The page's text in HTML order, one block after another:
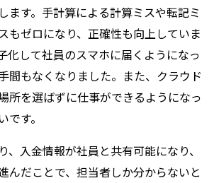
ます。手計算による計算ミスや転記ミ
もゼロになり、正確性も向上していま
化して社員のスマホに届くようになっ
間もなくなりました。また、クラウド
所を選ばずに仕事ができるようになっ
す。
、入金情報が社員と共有可能になり、
んだことで、担当者しか分からないと